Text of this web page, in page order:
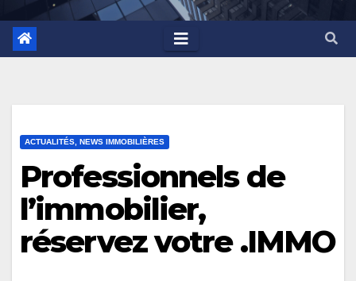
ACTUALITÉS, NEWS IMMOBILIÈRES
Professionnels de
l’immobilier,
réservez votre .IMMO